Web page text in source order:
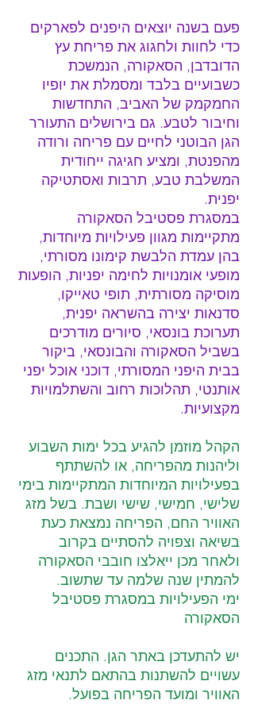
פעם בשנה יוצאים היפנים לפארקים
כדי לחוות ולחגוג את פריחת עץ
הדובדבן, הסאקורה, הנמשכת
כשבועיים בלבד ומסמלת את יופיו
החמקמק של האביב, התחדשות
וחיבור לטבע. גם בירושלים התעורר
הגן הבוטני לחיים עם פריחה ורודה
מהפנטת, ומציע חגיגה ייחודית
המשלבת טבע, תרבות ואסתטיקה
יפנית.
במסגרת פסטיבל הסאקורה
מתקיימות מגוון פעילויות מיוחדות,
בהן עמדת הלבשת קימונו מסורתי,
מופעי אומנויות לחימה יפניות, הופעות
מוסיקה מסורתית, תופי טאייקו,
סדנאות יצירה בהשראה יפנית,
תערוכת בונסאי, סיורים מודרכים
בשביל הסאקורה והבונסאי, ביקור
בבית היפני המסורתי, דוכני אוכל יפני
אותנטי, תהלוכות רחוב והשתלמויות
מקצועיות.
הקהל מוזמן להגיע בכל ימות השבוע
וליהנות מהפריחה, או להשתתף
בפעילויות המיוחדות המתקיימות בימי
שלישי, חמישי, שישי ושבת. בשל מזג
האוויר החם, הפריחה נמצאת כעת
בשיאה וצפויה להסתיים בקרוב
ולאחר מכן ייאלצו חובבי הסאקורה
להמתין שנה שלמה עד שתשוב.
ימי הפעילויות במסגרת פסטיבל
הסאקורה
יש להתעדכן באתר הגן. התכנים
עשויים להשתנות בהתאם לתנאי מזג
האוויר ומועד הפריחה בפועל.